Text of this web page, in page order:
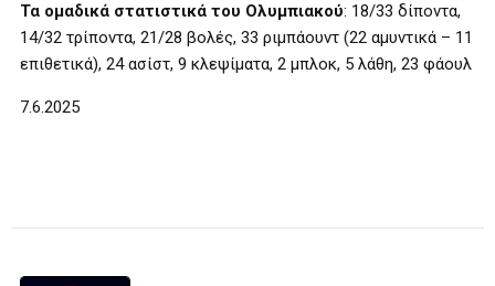
Τα ομαδικά στατιστικά του Ολυμπιακού: 18/33 δίποντα,
14/32 τρίποντα, 21/28 βολές, 33 ριμπάουντ (22 αμυντικά – 11
επιθετικά), 24 ασίστ, 9 κλεψίματα, 2 μπλοκ, 5 λάθη, 23 φάουλ
7.6.2025